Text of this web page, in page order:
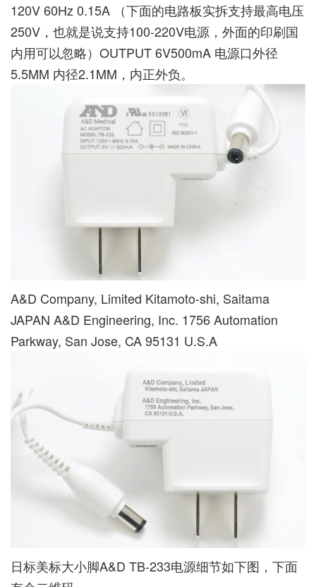
120V 60Hz 0.15A （下面的电路板实拆支持最高电压
250V，也就是说支持100-220V电源，外面的印刷国
内用可以忽略）OUTPUT 6V500mA 电源口外径
5.5MM 内径2.1MM，内正外负。
A&D Company, Limited Kitamoto-shi, Saitama
JAPAN A&D Engineering, Inc. 1756 Automation
Parkway, San Jose, CA 95131 U.S.A
日标美标大小脚A&D TB-233电源细节如下图，下面